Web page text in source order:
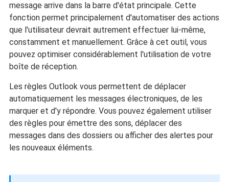
message arrive dans la barre d'état principale. Cette
fonction permet principalement d'automatiser des actions
que l'utilisateur devrait autrement effectuer lui-même,
constamment et manuellement. Grâce à cet outil, vous
pouvez optimiser considérablement l'utilisation de votre
boîte de réception.
Les règles Outlook vous permettent de déplacer
automatiquement les messages électroniques, de les
marquer et d'y répondre. Vous pouvez également utiliser
des règles pour émettre des sons, déplacer des
messages dans des dossiers ou afficher des alertes pour
les nouveaux éléments.